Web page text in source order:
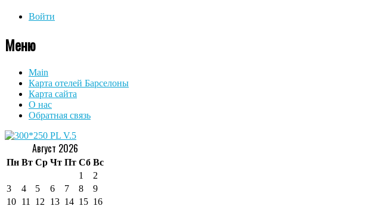
Войти
Меню
Main
Карта отелей Барселоны
Карта сайта
О нас
Обратная связь
Август 2026
Пн Вт Ср Чт Пт Сб Вс
1
2
3
4 5 6 7 8
9
10 11 12 13 14 15 16